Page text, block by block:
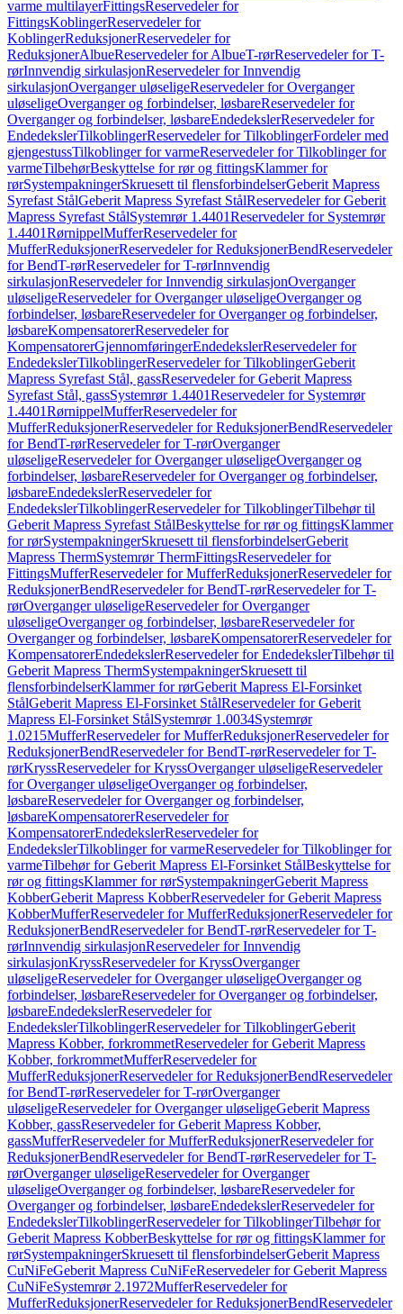
varme multilayerFittingsReservedeler for
FittingsKoblingerReservedeler for
KoblingerReduksjonerReservedeler for
ReduksjonerAlbueReservedeler for AlbueT-rørReservedeler for T-
rørInnvendig sirkulasjonReservedeler for Innvendig
sirkulasjonOverganger uløseligeReservedeler for Overganger
uløseligeOverganger og forbindelser, løsbareReservedeler for
Overganger og forbindelser, løsbareEndedekslerReservedeler for
EndedekslerTilkoblingerReservedeler for TilkoblingerFordeler med
gjengestussTilkoblinger for varmeReservedeler for Tilkoblinger for
varmeTilbehørBeskyttelse for rør og fittingsKlammer for
rørSystempakningerSkruesett til flensforbindelserGeberit Mapress
Syrefast StålGeberit Mapress Syrefast StålReservedeler for Geberit
Mapress Syrefast StålSystemrør 1.4401Reservedeler for Systemrør
1.4401RørnippelMufferReservedeler for
MufferReduksjonerReservedeler for ReduksjonerBendReservedeler
for BendT-rørReservedeler for T-rørInnvendig
sirkulasjonReservedeler for Innvendig sirkulasjonOverganger
uløseligeReservedeler for Overganger uløseligeOverganger og
forbindelser, løsbareReservedeler for Overganger og forbindelser,
løsbareKompensatorerReservedeler for
KompensatorerGjennomføringerEndedekslerReservedeler for
EndedekslerTilkoblingerReservedeler for TilkoblingerGeberit
Mapress Syrefast Stål, gassReservedeler for Geberit Mapress
Syrefast Stål, gassSystemrør 1.4401Reservedeler for Systemrør
1.4401RørnippelMufferReservedeler for
MufferReduksjonerReservedeler for ReduksjonerBendReservedeler
for BendT-rørReservedeler for T-rørOverganger
uløseligeReservedeler for Overganger uløseligeOverganger og
forbindelser, løsbareReservedeler for Overganger og forbindelser,
løsbareEndedekslerReservedeler for
EndedekslerTilkoblingerReservedeler for TilkoblingerTilbehør til
Geberit Mapress Syrefast StålBeskyttelse for rør og fittingsKlammer
for rørSystempakningerSkruesett til flensforbindelserGeberit
Mapress ThermSystemrør ThermFittingsReservedeler for
FittingsMufferReservedeler for MufferReduksjonerReservedeler for
ReduksjonerBendReservedeler for BendT-rørReservedeler for T-
rørOverganger uløseligeReservedeler for Overganger
uløseligeOverganger og forbindelser, løsbareReservedeler for
Overganger og forbindelser, løsbareKompensatorerReservedeler for
KompensatorerEndedekslerReservedeler for EndedekslerTilbehør til
Geberit Mapress ThermSystempakningerSkruesett til
flensforbindelserKlammer for rørGeberit Mapress El-Forsinket
StålGeberit Mapress El-Forsinket StålReservedeler for Geberit
Mapress El-Forsinket StålSystemrør 1.0034Systemrør
1.0215MufferReservedeler for MufferReduksjonerReservedeler for
ReduksjonerBendReservedeler for BendT-rørReservedeler for T-
rørKryssReservedeler for KryssOverganger uløseligeReservedeler
for Overganger uløseligeOverganger og forbindelser,
løsbareReservedeler for Overganger og forbindelser,
løsbareKompensatorerReservedeler for
KompensatorerEndedekslerReservedeler for
EndedekslerTilkoblinger for varmeReservedeler for Tilkoblinger for
varmeTilbehør for Geberit Mapress El-Forsinket StålBeskyttelse for
rør og fittingsKlammer for rørSystempakningerGeberit Mapress
KobberGeberit Mapress KobberReservedeler for Geberit Mapress
KobberMufferReservedeler for MufferReduksjonerReservedeler for
ReduksjonerBendReservedeler for BendT-rørReservedeler for T-
rørInnvendig sirkulasjonReservedeler for Innvendig
sirkulasjonKryssReservedeler for KryssOverganger
uløseligeReservedeler for Overganger uløseligeOverganger og
forbindelser, løsbareReservedeler for Overganger og forbindelser,
løsbareEndedekslerReservedeler for
EndedekslerTilkoblingerReservedeler for TilkoblingerGeberit
Mapress Kobber, forkrommetReservedeler for Geberit Mapress
Kobber, forkrommetMufferReservedeler for
MufferReduksjonerReservedeler for ReduksjonerBendReservedeler
for BendT-rørReservedeler for T-rørOverganger
uløseligeReservedeler for Overganger uløseligeGeberit Mapress
Kobber, gassReservedeler for Geberit Mapress Kobber,
gassMufferReservedeler for MufferReduksjonerReservedeler for
ReduksjonerBendReservedeler for BendT-rørReservedeler for T-
rørOverganger uløseligeReservedeler for Overganger
uløseligeOverganger og forbindelser, løsbareReservedeler for
Overganger og forbindelser, løsbareEndedekslerReservedeler for
EndedekslerTilkoblingerReservedeler for TilkoblingerTilbehør for
Geberit Mapress KobberBeskyttelse for rør og fittingsKlammer for
rørSystempakningerSkruesett til flensforbindelserGeberit Mapress
CuNiFeGeberit Mapress CuNiFeReservedeler for Geberit Mapress
CuNiFeSystemrør 2.1972MufferReservedeler for
MufferReduksjonerReservedeler for ReduksjonerBendReservedeler